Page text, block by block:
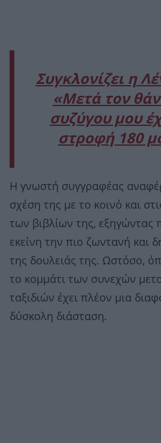
Συγκλονίζει η
«Μετά τον
συζύγου μου
στροφή 180
Η γνωστή συγγραφέας
σχέση της με το κοινό και
των βιβλίων της, εξηγώντας
εκείνη την πιο ζωντανή και
της δουλειάς της. Ωστόσο,
το κομμάτι των συνεχών
ταξιδιών έχει πλέον μια
δύσκολη διάσταση.